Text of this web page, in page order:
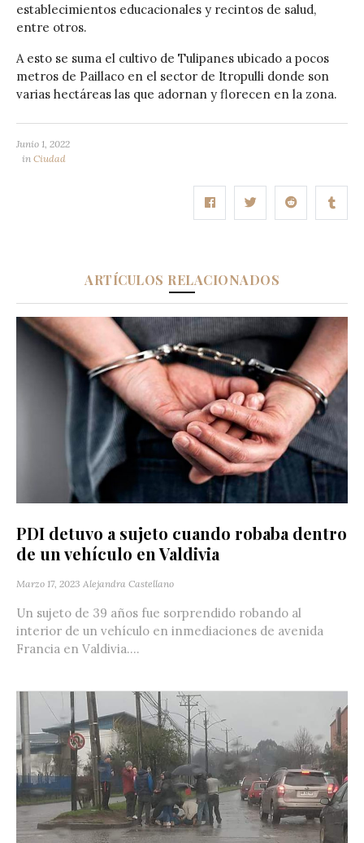
establecimientos educacionales y recintos de salud,
entre otros.
A esto se suma el cultivo de Tulipanes ubicado a pocos
metros de Paillaco en el sector de Itropulli donde son
varias hectáreas las que adornan y florecen en la zona.
Junio 1, 2022
in Ciudad
ARTÍCULOS RELACIONADOS
PDI detuvo a sujeto cuando robaba dentro
de un vehículo en Valdivia
Marzo 17, 2023 Alejandra Castellano
Un sujeto de 39 años fue sorprendido robando al
interior de un vehículo en inmediaciones de avenida
Francia en Valdivia....